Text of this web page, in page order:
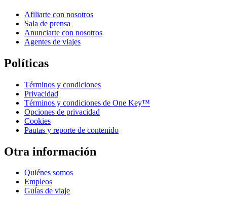
Afiliarte con nosotros
Sala de prensa
Anunciarte con nosotros
Agentes de viajes
Políticas
Términos y condiciones
Privacidad
Términos y condiciones de One Key™
Opciones de privacidad
Cookies
Pautas y reporte de contenido
Otra información
Quiénes somos
Empleos
Guías de viaje